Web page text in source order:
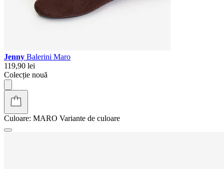
Jenny Balerini Maro
119,90 lei
Colecție nouă
Culoare: MARO Variante de culoare